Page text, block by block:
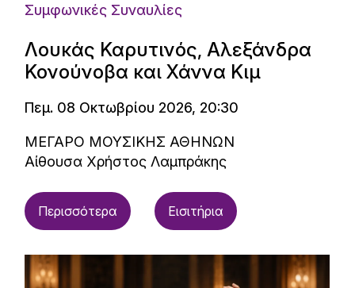
Συμφωνικές Συναυλίες
Λουκάς Καρυτινός, Αλεξάνδρα
Κονούνοβα και Χάννα Κιμ
Πεμ. 08 Οκτωβρίου 2026, 20:30
ΜΕΓΑΡΟ ΜΟΥΣΙΚΗΣ ΑΘΗΝΩΝ
Αίθουσα Χρήστος Λαμπράκης
Περισσότερα Εισιτήρια